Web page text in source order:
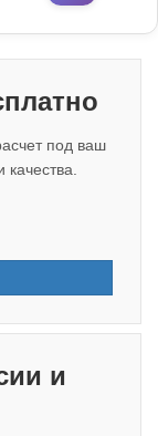
под ваш
и